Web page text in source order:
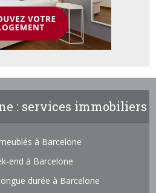
: services immobiliers
à Barcelone
end à Barcelone
durée à Barcelone